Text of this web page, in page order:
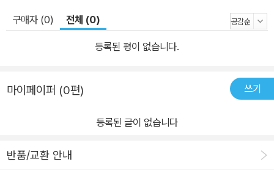
구매자 (0) 전체 (0)
등록된 평이 없습니다.
마이페이퍼 (0편) 쓰기
등록된 글이 없습니다
반품/교환 안내